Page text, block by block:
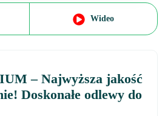
Wideo
– Najwyższa jakość
Doskonałe odlewy do